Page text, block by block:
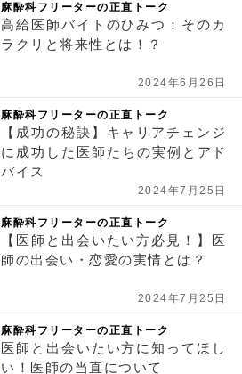
麻酔科フリーターの正直トーク
高給医師バイトのひみつ：そのカ
ラクリと将来性とは！？
2024年6月26日
麻酔科フリーターの正直トーク
【成功の秘訣】キャリアチェンジ
に成功した医師たちの実例とアド
バイス
2024年7月25日
麻酔科フリーターの正直トーク
【医師と出会いたい方必見！】医
師の出会い・恋愛の実情とは？
2024年7月25日
麻酔科フリーターの正直トーク
医師と出会いたい方に知ってほし
い！医師の当直について